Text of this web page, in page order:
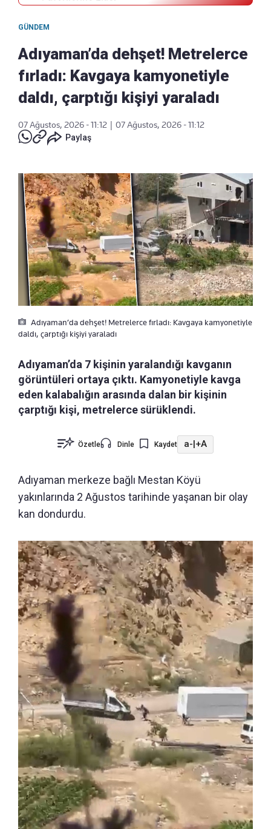
GÜNDEM
Adıyaman’da dehşet! Metrelerce
fırladı: Kavgaya kamyonetiyle
daldı, çarptığı kişiyi yaraladı
07 Ağustos, 2026 - 11:12
07 Ağustos, 2026 - 11:12
Paylaş
Adıyaman’da dehşet! Metrelerce fırladı: Kavgaya kamyonetiyle
daldı, çarptığı kişiyi yaraladı
Adıyaman’da 7 kişinin yaralandığı kavganın
görüntüleri ortaya çıktı. Kamyonetiyle kavga
eden kalabalığın arasında dalan bir kişinin
çarptığı kişi, metrelerce sürüklendi.
Özetle Dinle Kaydet a-|+A
Adıyaman merkeze bağlı Mestan Köyü
yakınlarında 2 Ağustos tarihinde yaşanan bir olay
kan dondurdu.